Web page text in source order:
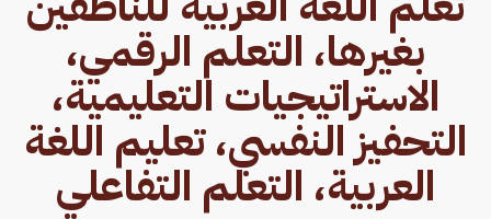
بغيرها، التعلم الرقمي،
الاستراتيجيات التعليمية،
التحفيز النفسي، تعليم اللغة
العربية، التعلم التفاعلي